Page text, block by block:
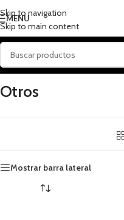
Skip to navigation
Skip to main content
MENU
Otros
Mostrar barra lateral